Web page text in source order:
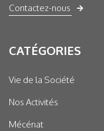
Contactez-nous
CATÉGORIES
Vie de la Société
Nos Activités
Mécénat